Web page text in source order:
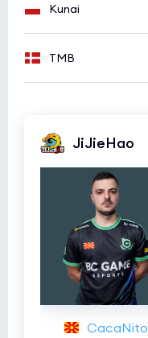
Kunai
TMB
JiJieHao
CacaNito